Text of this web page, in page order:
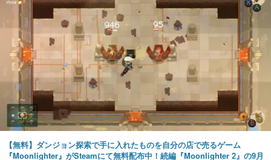
【無料】ダンジョン探索で手に入れたものを自分の店で売るゲーム
『Moonlighter』がSteamにて無料配布中！続編『Moonlighter 2』の9月